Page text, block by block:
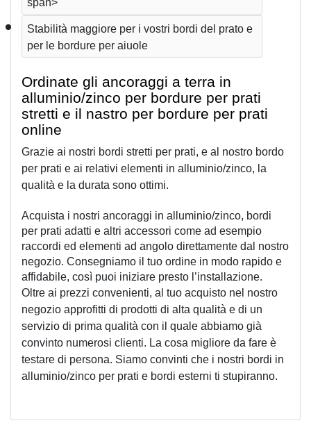
span>
Stabilità maggiore per i vostri bordi del prato e
per le bordure per aiuole
Ordinate gli ancoraggi a terra in
alluminio/zinco per bordure per prati
stretti e il nastro per bordure per prati
online
Grazie ai nostri bordi stretti per prati, e al nostro bordo
per prati e ai relativi elementi in alluminio/zinco, la
qualità e la durata sono ottimi.
Acquista i nostri ancoraggi in alluminio/zinco, bordi
per prati adatti e altri accessori come ad esempio
raccordi ed elementi ad angolo direttamente dal nostro
negozio. Consegniamo il tuo ordine in modo rapido e
affidabile, così puoi iniziare presto l’installazione.
Oltre ai prezzi convenienti, al tuo acquisto nel nostro
negozio approfitti di prodotti di alta qualità e di un
servizio di prima qualità con il quale abbiamo già
convinto numerosi clienti. La cosa migliore da fare è
testare di persona. Siamo convinti che i nostri bordi in
alluminio/zinco per prati e bordi esterni ti stupiranno.